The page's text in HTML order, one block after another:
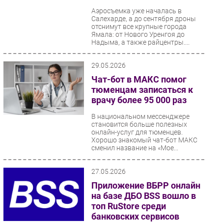
Аэросъемка уже началась в
Салехарде, а до сентября дроны
отснимут все крупные города
Ямала: от Нового Уренгоя до
Надыма, а также райцентры....
29.05.2026
Чат-бот в МАКС помог
тюменцам записаться к
врачу более 95 000 раз
В национальном мессенджере
становится больше полезных
онлайн-услуг для тюменцев.
Хорошо знакомый чат-бот МАКС
сменил название на «Мое...
27.05.2026
Приложение ВБРР онлайн
на базе ДБО BSS вошло в
топ RuStore среди
банковских сервисов